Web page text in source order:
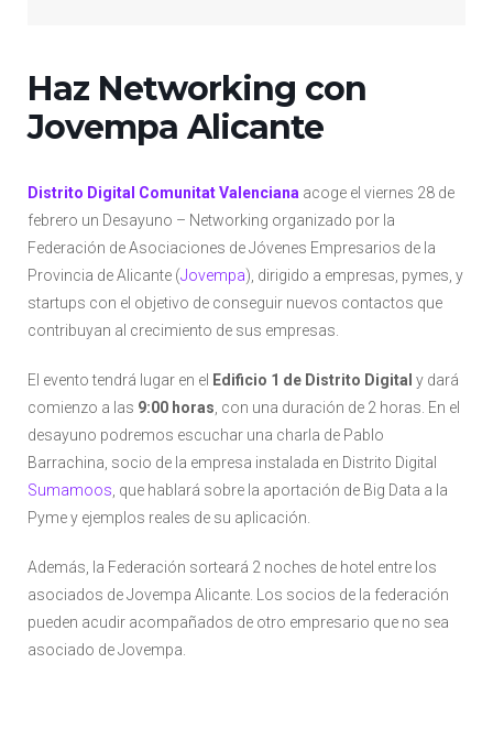
Haz Networking con
Jovempa Alicante
Distrito Digital Comunitat Valenciana acoge el viernes 28 de
febrero un Desayuno – Networking organizado por la
Federación de Asociaciones de Jóvenes Empresarios de la
Provincia de Alicante (Jovempa), dirigido a empresas, pymes, y
startups con el objetivo de conseguir nuevos contactos que
contribuyan al crecimiento de sus empresas.
El evento tendrá lugar en el Edificio 1 de Distrito Digital y dará
comienzo a las 9:00 horas, con una duración de 2 horas. En el
desayuno podremos escuchar una charla de Pablo
Barrachina, socio de la empresa instalada en Distrito Digital
Sumamoos, que hablará sobre la aportación de Big Data a la
Pyme y ejemplos reales de su aplicación.
Además, la Federación sorteará 2 noches de hotel entre los
asociados de Jovempa Alicante. Los socios de la federación
pueden acudir acompañados de otro empresario que no sea
asociado de Jovempa.